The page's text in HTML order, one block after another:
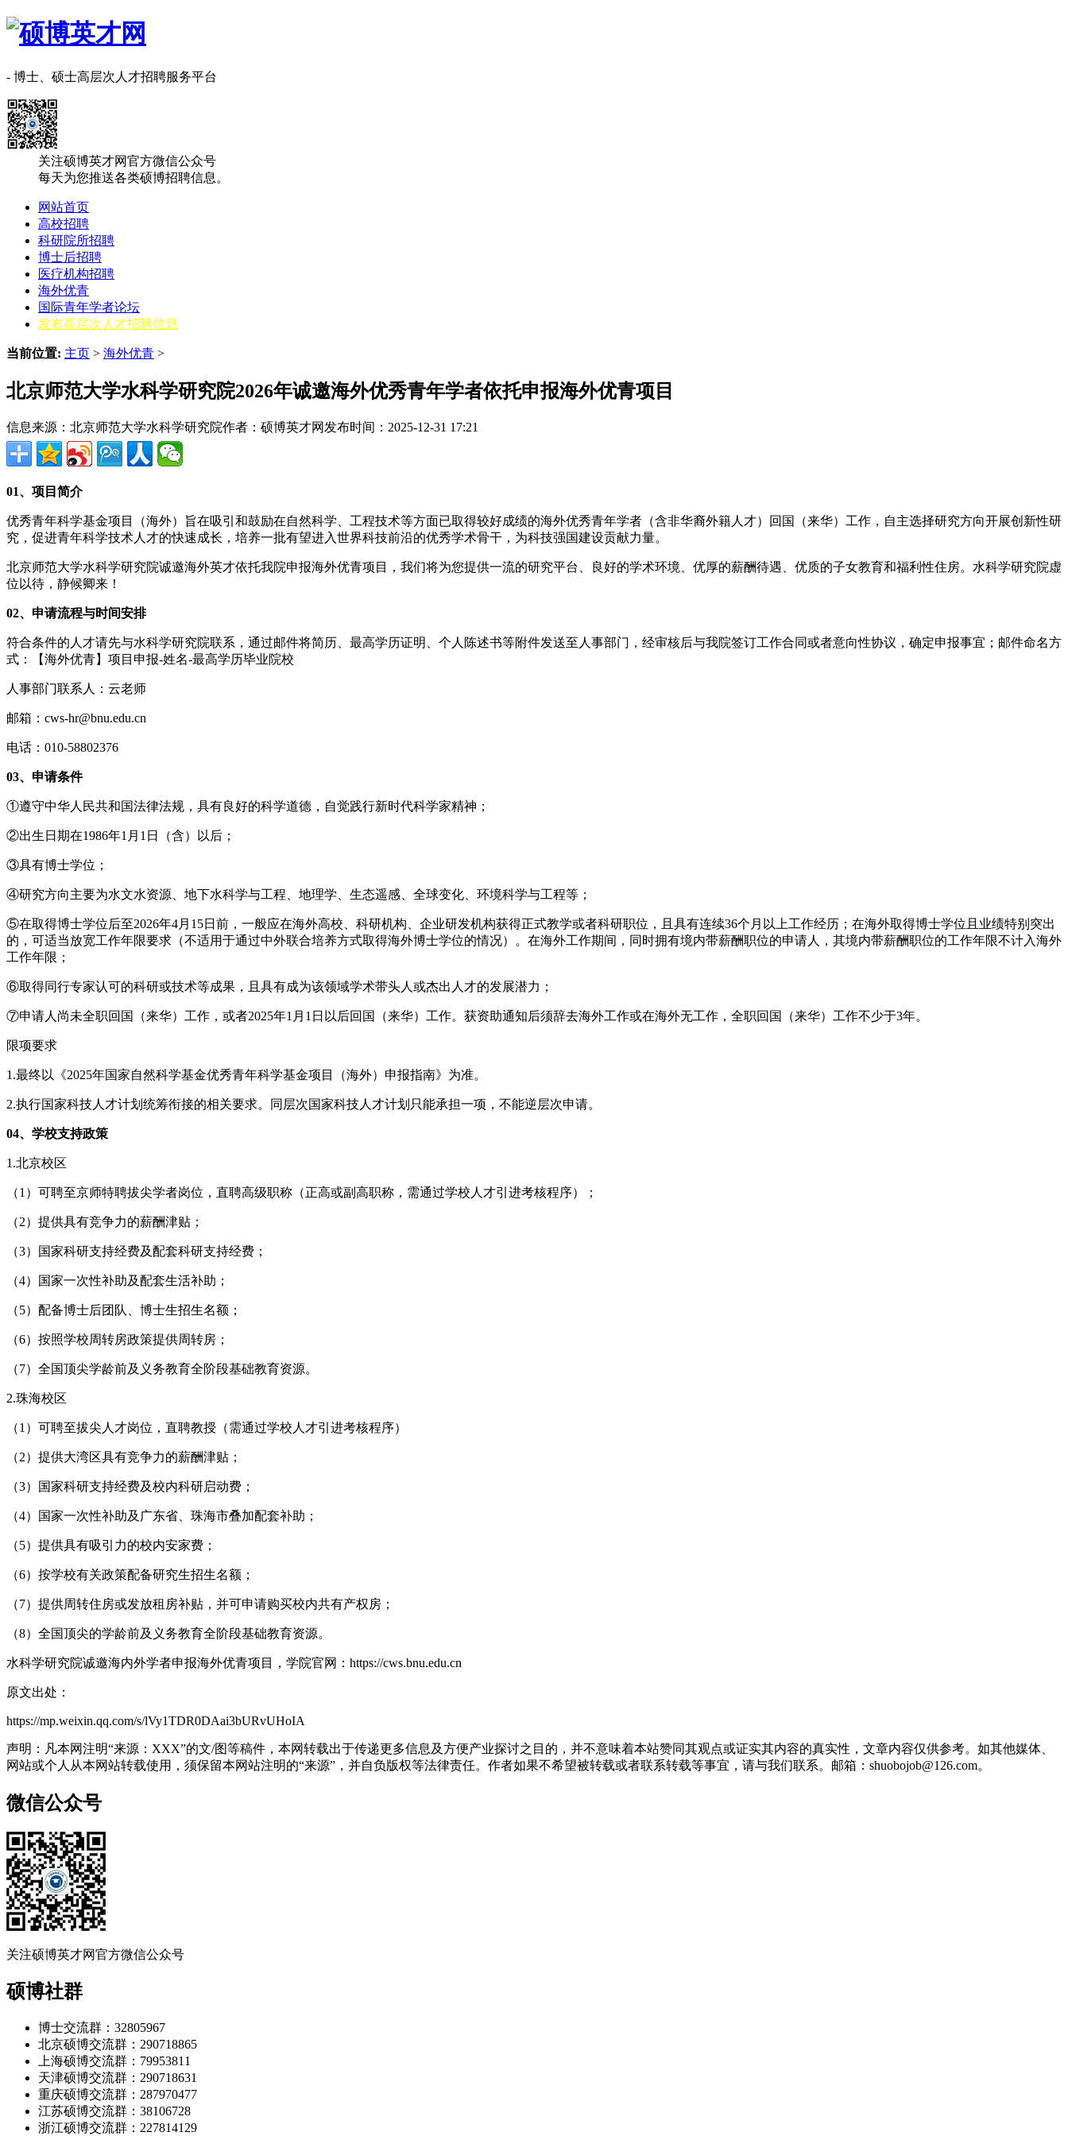
- 博士、硕士高层次人才招聘服务平台
关注硕博英才网官方微信公众号
每天为您推送各类硕博招聘信息。
网站首页
高校招聘
科研院所招聘
博士后招聘
医疗机构招聘
海外优青
国际青年学者论坛
发布高层次人才招聘信息
当前位置: 主页 > 海外优青 >
北京师范大学水科学研究院2026年诚邀海外优秀青年学者依托申报海外优青项目
信息来源：北京师范大学水科学研究院作者：硕博英才网 发布时间：2025-12-31 17:21
01、项目简介
优秀青年科学基金项目（海外）旨在吸引和鼓励在自然科学、工程技术等方面已取得较好成绩的海外优秀青年学者（含非华裔外籍人才）回国（来华）工作，自主选择研究方向开展创新性研
究，促进青年科学技术人才的快速成长，培养一批有望进入世界科技前沿的优秀学术骨干，为科技强国建设贡献力量。
北京师范大学水科学研究院诚邀海外英才依托我院申报海外优青项目，我们将为您提供一流的研究平台、良好的学术环境、优厚的薪酬待遇、优质的子女教育和福利性住房。水科学研究院虚
位以待，静候卿来！
02、申请流程与时间安排
符合条件的人才请先与水科学研究院联系，通过邮件将简历、最高学历证明、个人陈述书等附件发送至人事部门，经审核后与我院签订工作合同或者意向性协议，确定申报事宜；邮件命名方
式：【海外优青】项目申报-姓名-最高学历毕业院校
人事部门联系人：云老师
邮箱：cws-hr@bnu.edu.cn
电话：010-58802376
03、申请条件
①遵守中华人民共和国法律法规，具有良好的科学道德，自觉践行新时代科学家精神；
②出生日期在1986年1月1日（含）以后；
③具有博士学位；
④研究方向主要为水文水资源、地下水科学与工程、地理学、生态遥感、全球变化、环境科学与工程等；
⑤在取得博士学位后至2026年4月15日前，一般应在海外高校、科研机构、企业研发机构获得正式教学或者科研职位，且具有连续36个月以上工作经历；在海外取得博士学位且业绩特别突出
的，可适当放宽工作年限要求（不适用于通过中外联合培养方式取得海外博士学位的情况）。在海外工作期间，同时拥有境内带薪酬职位的申请人，其境内带薪酬职位的工作年限不计入海外
工作年限；
⑥取得同行专家认可的科研或技术等成果，且具有成为该领域学术带头人或杰出人才的发展潜力；
⑦申请人尚未全职回国（来华）工作，或者2025年1月1日以后回国（来华）工作。获资助通知后须辞去海外工作或在海外无工作，全职回国（来华）工作不少于3年。
限项要求
1.最终以《2025年国家自然科学基金优秀青年科学基金项目（海外）申报指南》为准。
2.执行国家科技人才计划统筹衔接的相关要求。同层次国家科技人才计划只能承担一项，不能逆层次申请。
04、学校支持政策
1.北京校区
（1）可聘至京师特聘拔尖学者岗位，直聘高级职称（正高或副高职称，需通过学校人才引进考核程序）；
（2）提供具有竞争力的薪酬津贴；
（3）国家科研支持经费及配套科研支持经费；
（4）国家一次性补助及配套生活补助；
（5）配备博士后团队、博士生招生名额；
（6）按照学校周转房政策提供周转房；
（7）全国顶尖学龄前及义务教育全阶段基础教育资源。
2.珠海校区
（1）可聘至拔尖人才岗位，直聘教授（需通过学校人才引进考核程序）
（2）提供大湾区具有竞争力的薪酬津贴；
（3）国家科研支持经费及校内科研启动费；
（4）国家一次性补助及广东省、珠海市叠加配套补助；
（5）提供具有吸引力的校内安家费；
（6）按学校有关政策配备研究生招生名额；
（7）提供周转住房或发放租房补贴，并可申请购买校内共有产权房；
（8）全国顶尖的学龄前及义务教育全阶段基础教育资源。
水科学研究院诚邀海内外学者申报海外优青项目，学院官网：https://cws.bnu.edu.cn
原文出处：
https://mp.weixin.qq.com/s/lVy1TDR0DAai3bURvUHoIA
声明：凡本网注明“来源：XXX”的文/图等稿件，本网转载出于传递更多信息及方便产业探讨之目的，并不意味着本站赞同其观点或证实其内容的真实性，文章内容仅供参考。如其他媒体、
网站或个人从本网站转载使用，须保留本网站注明的“来源”，并自负版权等法律责任。作者如果不希望被转载或者联系转载等事宜，请与我们联系。邮箱：shuobojob@126.com。
微信公众号
关注硕博英才网官方微信公众号
硕博社群
博士交流群：32805967
北京硕博交流群：290718865
上海硕博交流群：79953811
天津硕博交流群：290718631
重庆硕博交流群：287970477
江苏硕博交流群：38106728
浙江硕博交流群：227814129